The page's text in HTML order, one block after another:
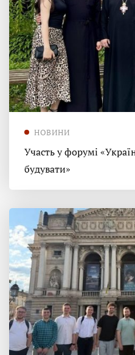
НОВИНИ
Участь у форумі
будувати»